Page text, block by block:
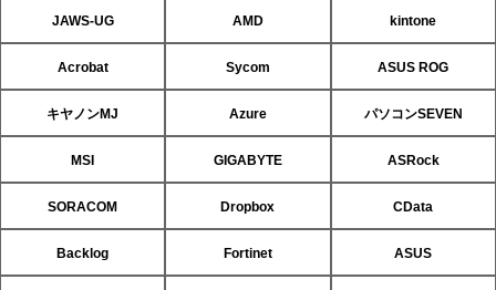
JAWS-UG AMD kintone
Acrobat Sycom ASUS ROG
キヤノンMJ Azure パソコンSEVEN
MSI GIGABYTE ASRock
SORACOM Dropbox CData
Backlog Fortinet ASUS